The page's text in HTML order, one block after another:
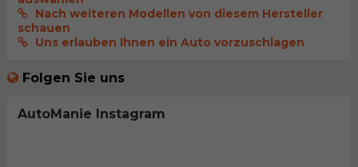
Nach weiteren Modellen von diesem Hersteller
schauen
Uns erlauben Ihnen ein Auto vorzuschlagen
Folgen Sie uns
AutoManie Instagram